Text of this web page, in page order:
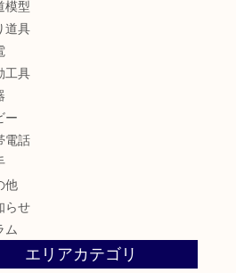
模型
道具
工具
ー
電話
他
らせ
ム
エリアカテゴリ